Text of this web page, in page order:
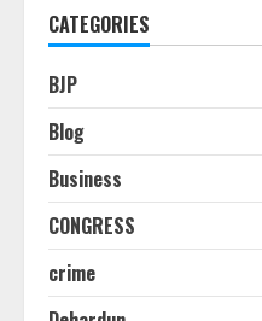
CATEGORIES
BJP
Blog
Business
CONGRESS
crime